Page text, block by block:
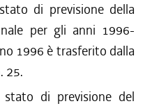
di previsione della
per gli anni 1996-
1996 è trasferito dalla
25.
di previsione del